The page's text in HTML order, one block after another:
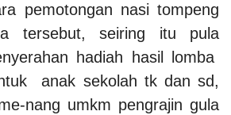
pemotongan nasi tompeng
tersebut, seiring itu pula
hadiah hasil lomba
anak sekolah tk dan sd,
nang umkm pengrajin gula